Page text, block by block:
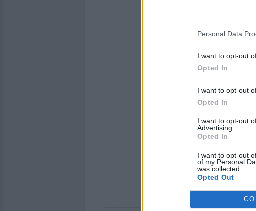
Personal Data
I want to opt-out
Opted In
I want to opt-out
Opted In
I want to opt-out
Advertising.
Opted In
I want to opt-out
of my Personal
was collected.
Opted Out